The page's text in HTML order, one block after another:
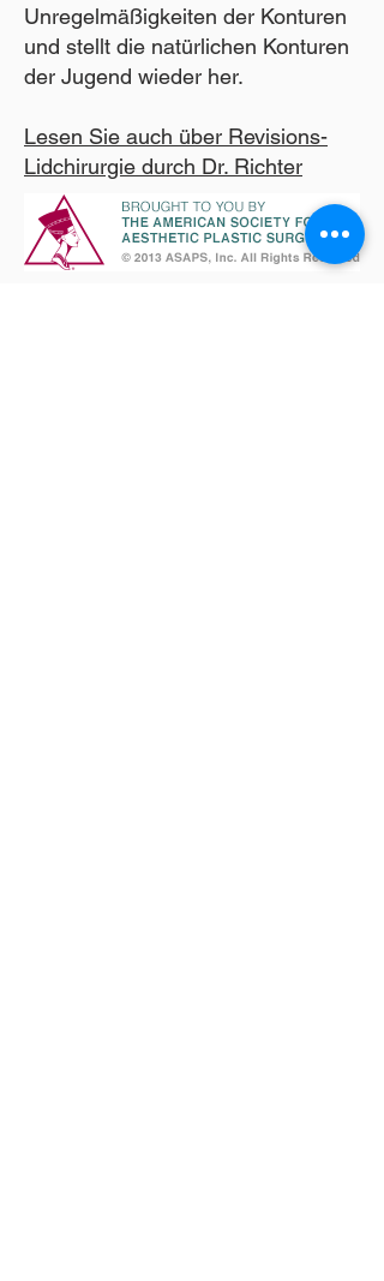
Unregelmäßigkeiten der Konturen
und stellt die natürlichen Konturen
der Jugend wieder her.
Lesen Sie auch über Revisions-
Lidchirurgie durch Dr. Richter